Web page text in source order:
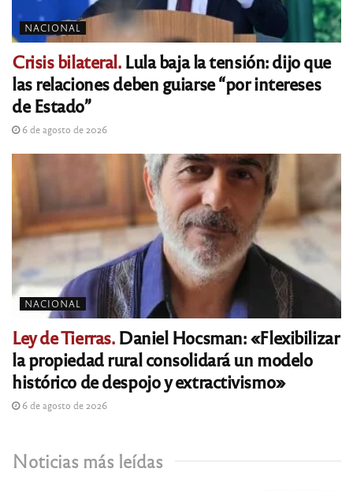
NACIONAL
Crisis bilateral.Lula baja la tensión: dijo que
las relaciones deben guiarse “por intereses
de Estado”
6 de agosto de 2026
NACIONAL
Ley de Tierras.Daniel Hocsman: «Flexibilizar
la propiedad rural consolidará un modelo
histórico de despojo y extractivismo»
6 de agosto de 2026
Noticias más leídas